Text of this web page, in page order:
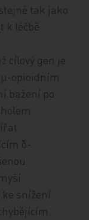
tak jako
k léčbě
cílový gen je
opioidním
bažení po
δ-
snížení